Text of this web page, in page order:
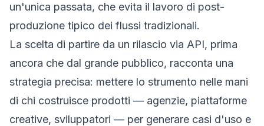
un'unica passata, che evita il lavoro di post-
produzione tipico dei flussi tradizionali.
La scelta di partire da un rilascio via API, prima
ancora che dal grande pubblico, racconta una
strategia precisa: mettere lo strumento nelle mani
di chi costruisce prodotti — agenzie, piattaforme
creative, sviluppatori — per generare casi d'uso e